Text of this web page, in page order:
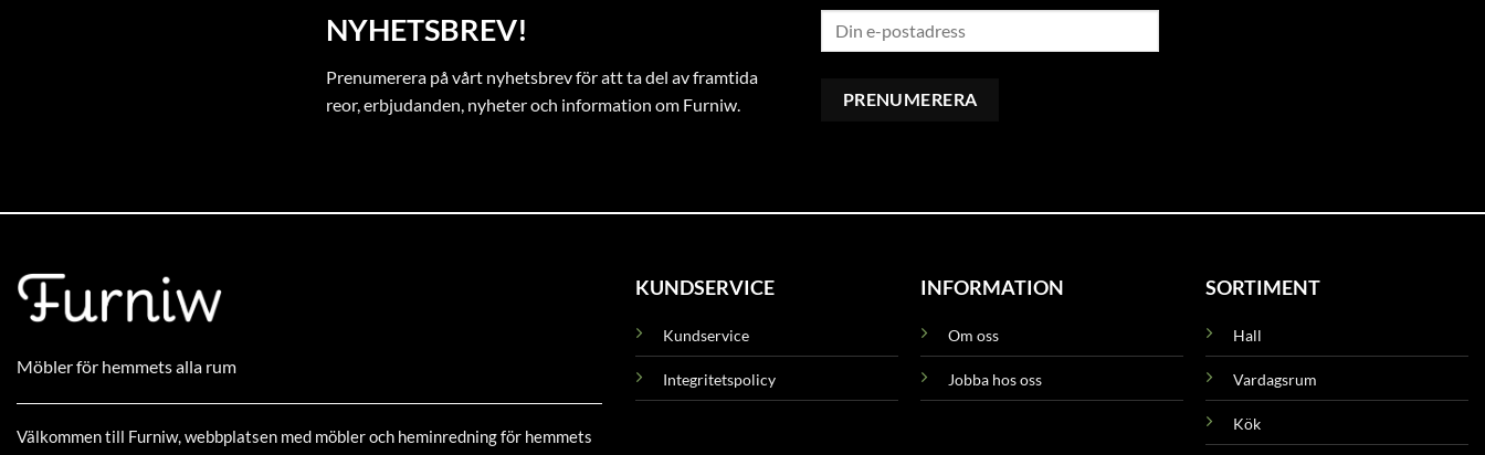
NYHETSBREV!
Prenumerera på vårt nyhetsbrev för att ta del av framtida
reor, erbjudanden, nyheter och information om Furniw.
Möbler för hemmets alla rum
Välkommen till Furniw, webbplatsen med möbler och heminredning för hemmets
KUNDSERVICE
Kundservice
Integritetspolicy
INFORMATION
Om oss
Jobba hos oss
SORTIMENT
Hall
Vardagsrum
Kök